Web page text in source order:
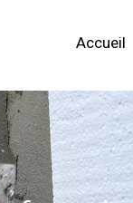
Accueil